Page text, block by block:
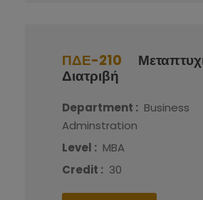
ΠΔΕ-210
Διατριβή
Department : Business
Adminstration
Level : MBA
Credit : 30